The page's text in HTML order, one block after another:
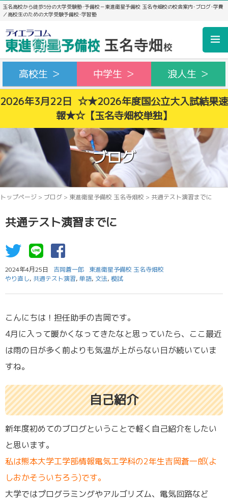
玉名高校から徒歩5分の大学受験塾･予備校－東進衛星予備校 玉名寺畑校の校舎案内･ブログ･学費
／高校生のための大学受験予備校･学習塾
高校生 ＞ 中学生 ＞
浪人生 ＞
2026年3月22日 ☆★2026年度国公立大入試結果速
報★☆【玉名寺畑校単独】
ブログ
トップページ > ブログ > 東進衛星予備校 玉名寺畑校 > 共通テスト演習までに
共通テスト演習までに
2024年4月25日 吉岡蒼一郎
東進衛星予備校 玉名寺畑校
やり直し, 共通テスト演習, 単語, 文法, 模試
こんにちは！担任助手の吉岡です。
4月に入って暖かくなってきたなと思っていたら、ここ最近
は雨の日が多く前よりも気温が上がらない日が続いていま
すね。
自己紹介
新年度初めてのブログということで軽く自己紹介をしたい
と思います。
私は熊本大学工学部情報電気工学科の2年生吉岡蒼一郎(よ
しおかそういちろう)です。
大学ではプログラミングやアルゴリズム、電気回路など